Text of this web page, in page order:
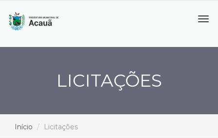
LICITAÇÕES
Início Licitações